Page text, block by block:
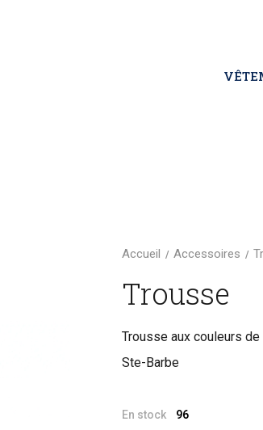
Accueil Accessoires
Trousse
Trousse aux couleurs
Ste-Barbe
En stock 96